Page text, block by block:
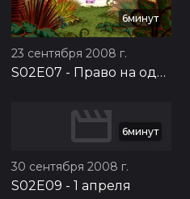
6минут
23 сентября 2008 г.
S02E07 - Право на одиночество
6минут
30 сентября 2008 г.
S02E09 - 1 апреля